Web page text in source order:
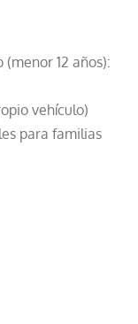
12 años):
vehículo)
para familias